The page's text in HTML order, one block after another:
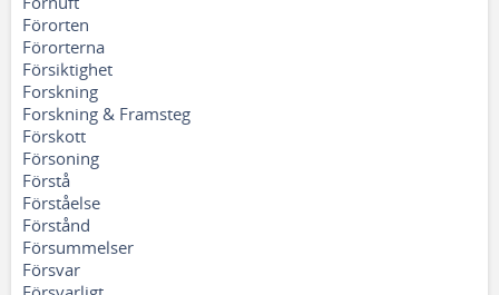
Förorten
Förorterna
Försiktighet
Forskning
Forskning & Framsteg
Förskott
Försoning
Förstå
Förståelse
Förstånd
Försummelser
Försvar